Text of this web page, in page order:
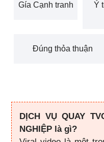
Gía Cạnh tranh
Ý
Đúng thỏa thuận
DỊCH VỤ QUAY
NGHIỆP là gì?